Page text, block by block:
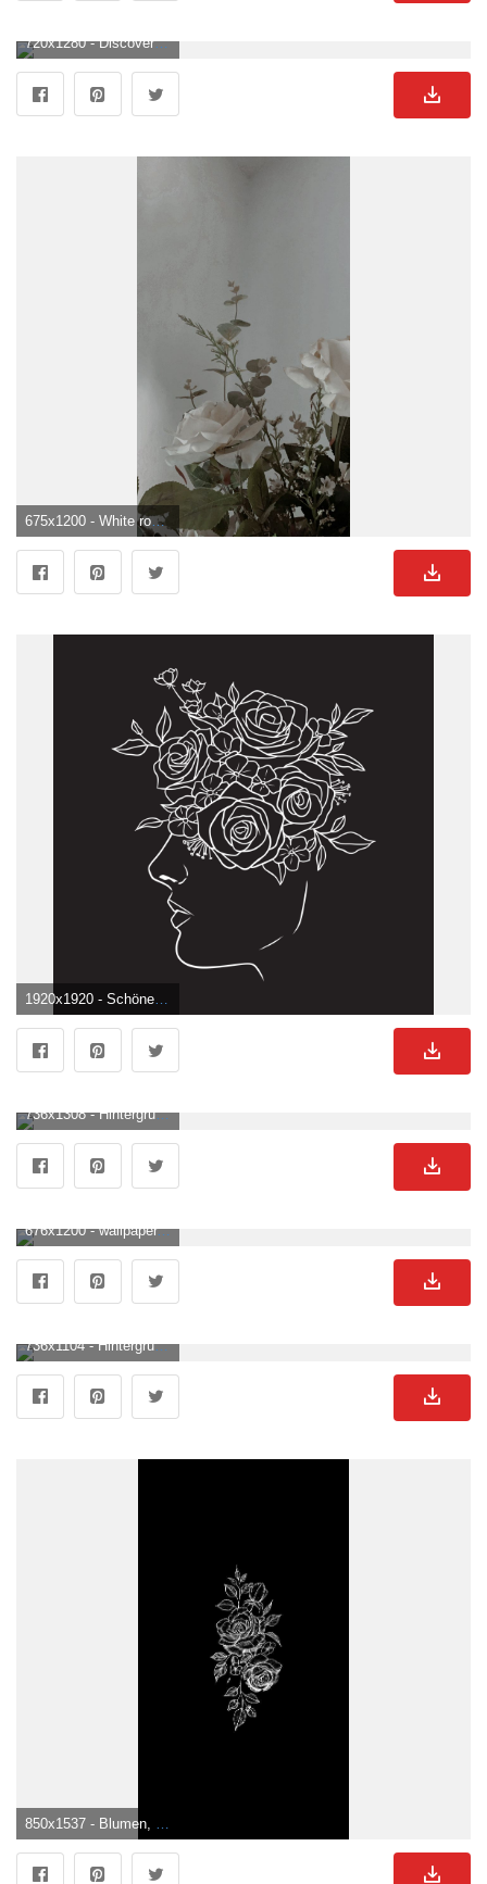
720x1280 - Discover and share the most beautiful image from around the world. Aesthetic roses, Black aesthetic wallpaper, Black roses wallpaper. Blumen Schwarz Weiß Bild.
675x1200 - White roses. Blumen Schwarz Weiß Hintergrundbild für Handy.
1920x1920 - Schöne Frau Gesicht Mit Blumen Schwarz Weiß Darstellung Auf Schwarzem Hintergrund 6026088 Vektor Kunst Bei Vecteezy. Blumen Schwarz Weiß Hintergrundbild für Handy.
736x1308 - Hintergrund #tumblrwallpaper hipster #tumblr #wallpaper #iphone #hd #hintergrund #w. Black aesthetic wallpaper, Black background wallpaper, Cute black wallpaper. Blumen Schwarz Weiß Hintergrundbild.
676x1200 - wallpaper. Kelebekler, Vintage posterler, Soyut fotoğrafçılık. Blumen Schwarz Weiß Bild.
736x1104 - Hintergrund #tumblrwallpaper hipster #tumblr #wallpaper #iphone #hd #hintergrund #wallp. Black aesthetic wallpaper, Black phone wallpaper, Dark wallpaper iphone. Blumen Schwarz Weiß Hintergrund .